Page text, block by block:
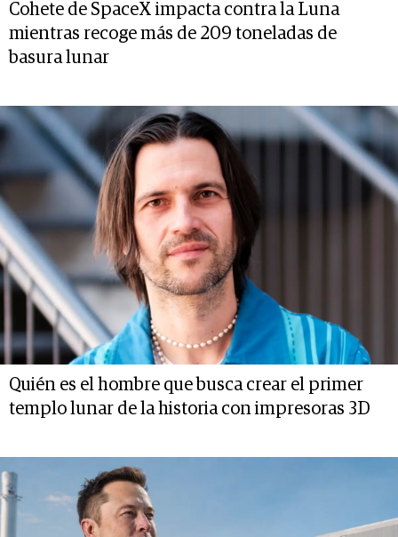
Cohete de SpaceX impacta contra la Luna
mientras recoge más de 209 toneladas de
basura lunar
Quién es el hombre que busca crear el primer
templo lunar de la historia con impresoras 3D